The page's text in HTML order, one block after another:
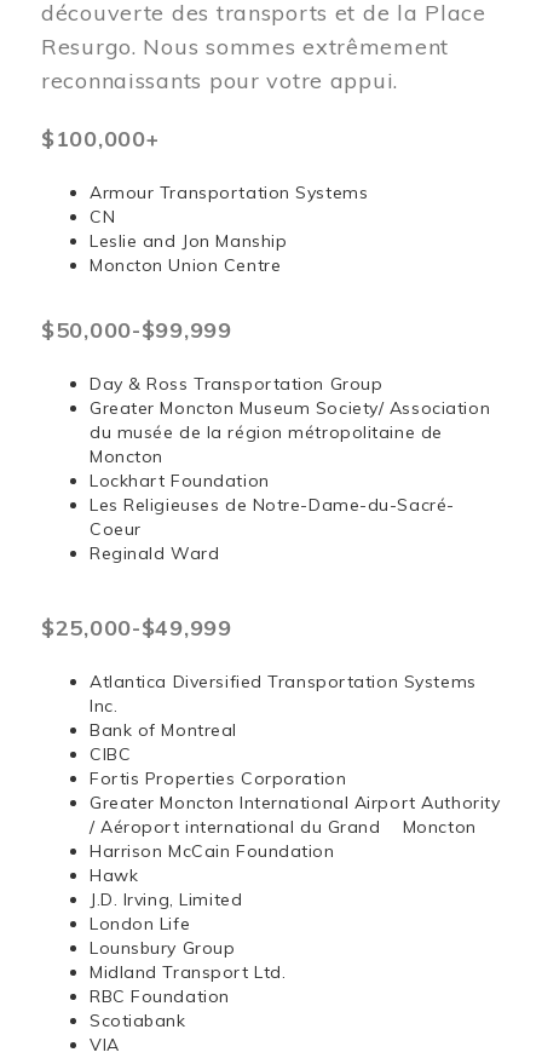
découverte des transports et de la Place
Resurgo. Nous sommes extrêmement
reconnaissants pour votre appui.
$100,000+
Armour Transportation Systems
CN
Leslie and Jon Manship
Moncton Union Centre
$50,000-$99,999
Day & Ross Transportation Group
Greater Moncton Museum Society/ Association
du musée de la région métropolitaine de
Moncton
Lockhart Foundation
Les Religieuses de Notre-Dame-du-Sacré-
Coeur
Reginald Ward
$25,000-$49,999
Atlantica Diversified Transportation Systems
Inc.
Bank of Montreal
CIBC
Fortis Properties Corporation
Greater Moncton International Airport Authority
/ Aéroport international du Grand Moncton
Harrison McCain Foundation
Hawk
J.D. Irving, Limited
London Life
Lounsbury Group
Midland Transport Ltd.
RBC Foundation
Scotiabank
VIA